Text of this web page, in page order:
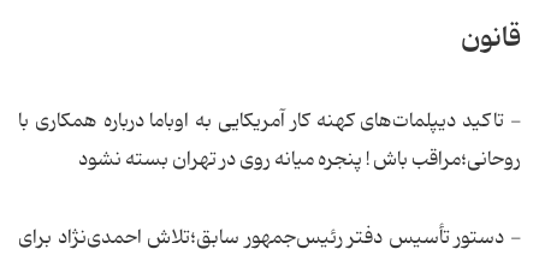
قانون
- تاكید‌ د‌یپلمات‌های كهنه كار آمریكایی به اوباما د‌رباره همكاری با
روحانی؛مراقب باش ! پنجره میانه روی د‌ر تهران بسته نشود‌
- د‌ستور تأسیس د‌فتر رئیس‌جمهور سابق؛تلاش احمد‌ی‌نژاد برای